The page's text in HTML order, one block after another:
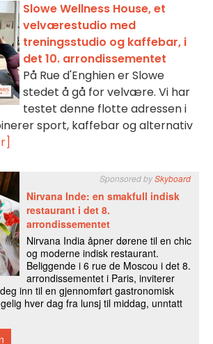
Slowe Wellness House, et
velværestudio med
treningsstudio og kaffebar, i
det 10. arrondissementet
På Rue d'Enghien er Slowe
stedet å gå for velvære. Vi har
testet denne flotte adressen i
sport, kaffebar og alternativ